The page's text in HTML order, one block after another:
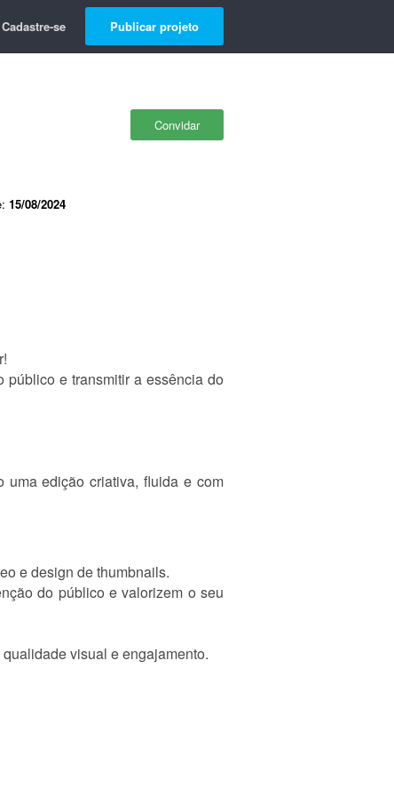
Cadastre-se Publicar projeto
Convidar
15/08/2024
público e transmitir a essência do
uma edição criativa, fluida e com
e design de thumbnails.
do público e valorizem o seu
visual e engajamento.